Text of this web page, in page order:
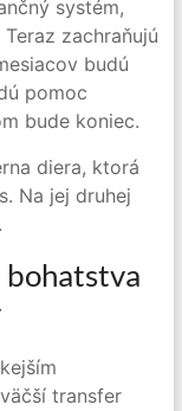
systém,
zachraňujú
budú
pomoc
bude koniec.
diera, ktorá
Na jej druhej
transfer